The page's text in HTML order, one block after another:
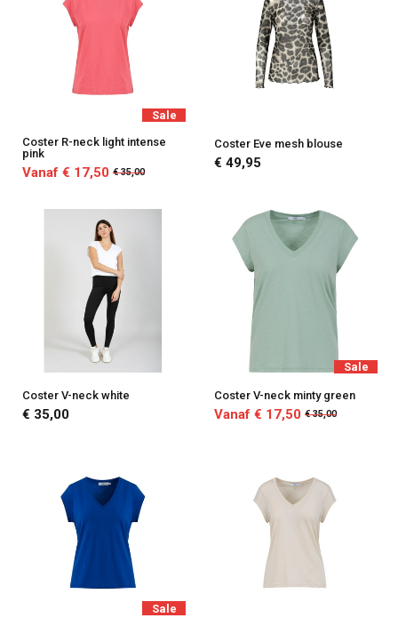
Sale
Coster R-neck light intense
pink
Vanaf € 17,50 € 35,00
Coster Eve mesh blouse
€ 49,95
Coster V-neck white
€ 35,00
Sale
Coster V-neck minty green
Vanaf € 17,50 € 35,00
Sale